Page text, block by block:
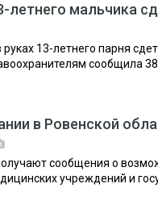
летнего мальчика
13-летнего парня
сообщила
в Ровенской
сообщения о
учреждений и